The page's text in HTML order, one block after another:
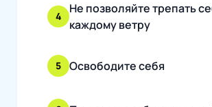
4
Не позволяйте трепать
каждому ветру
5 Освободите себя